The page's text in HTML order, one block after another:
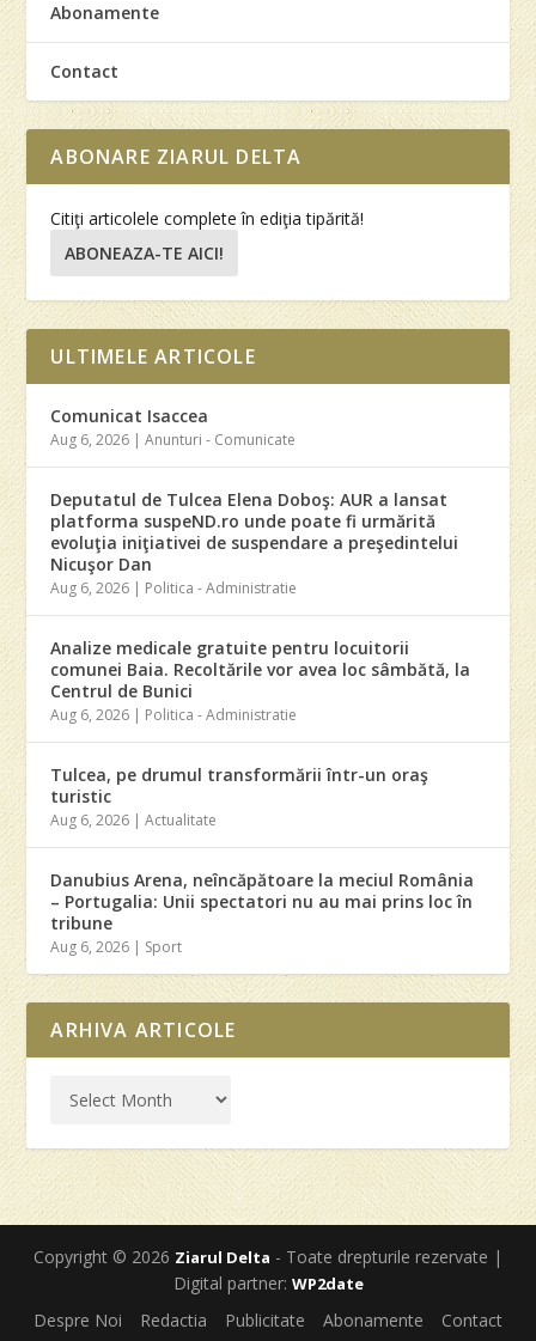
Abonamente
Contact
ABONARE ZIARUL DELTA
Citiţi articolele complete în ediţia tipărită!
ABONEAZA-TE AICI!
ULTIMELE ARTICOLE
Comunicat Isaccea
Aug 6, 2026 |Anunturi - Comunicate
Deputatul de Tulcea Elena Doboş: AUR a lansat
platforma suspeND.ro unde poate fi urmărită
evoluţia iniţiativei de suspendare a preşedintelui
Nicuşor Dan
Aug 6, 2026 | Politica - Administratie
Analize medicale gratuite pentru locuitorii
comunei Baia. Recoltările vor avea loc sâmbătă, la
Centrul de Bunici
Aug 6, 2026 | Politica - Administratie
Tulcea, pe drumul transformării într-un oraş
turistic
Aug 6, 2026 |Actualitate
Danubius Arena, neîncăpătoare la meciul România
– Portugalia: Unii spectatori nu au mai prins loc în
tribune
Aug 6, 2026 | Sport
ARHIVA ARTICOLE
Copyright © 2026 Ziarul Delta - Toate drepturile rezervate |
Digital partner: WP2date
Despre Noi Redactia Publicitate Abonamente Contact